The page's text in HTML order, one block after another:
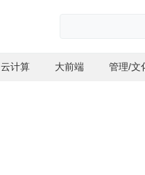
云计算 大前端 管理/文